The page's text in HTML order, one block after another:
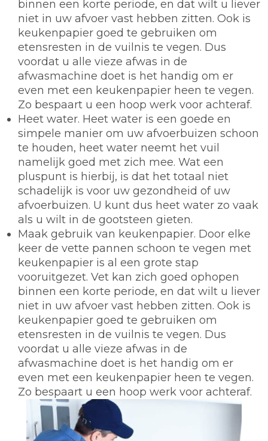
binnen een korte periode, en dat wilt u liever
niet in uw afvoer vast hebben zitten. Ook is
keukenpapier goed te gebruiken om
etensresten in de vuilnis te vegen. Dus
voordat u alle vieze afwas in de
afwasmachine doet is het handig om er
even met een keukenpapier heen te vegen.
Zo bespaart u een hoop werk voor achteraf.
Heet water. Heet water is een goede en
simpele manier om uw afvoerbuizen schoon
te houden, heet water neemt het vuil
namelijk goed met zich mee. Wat een
pluspunt is hierbij, is dat het totaal niet
schadelijk is voor uw gezondheid of uw
afvoerbuizen. U kunt dus heet water zo vaak
als u wilt in de gootsteen gieten.
Maak gebruik van keukenpapier. Door elke
keer de vette pannen schoon te vegen met
keukenpapier is al een grote stap
vooruitgezet. Vet kan zich goed ophopen
binnen een korte periode, en dat wilt u liever
niet in uw afvoer vast hebben zitten. Ook is
keukenpapier goed te gebruiken om
etensresten in de vuilnis te vegen. Dus
voordat u alle vieze afwas in de
afwasmachine doet is het handig om er
even met een keukenpapier heen te vegen.
Zo bespaart u een hoop werk voor achteraf.